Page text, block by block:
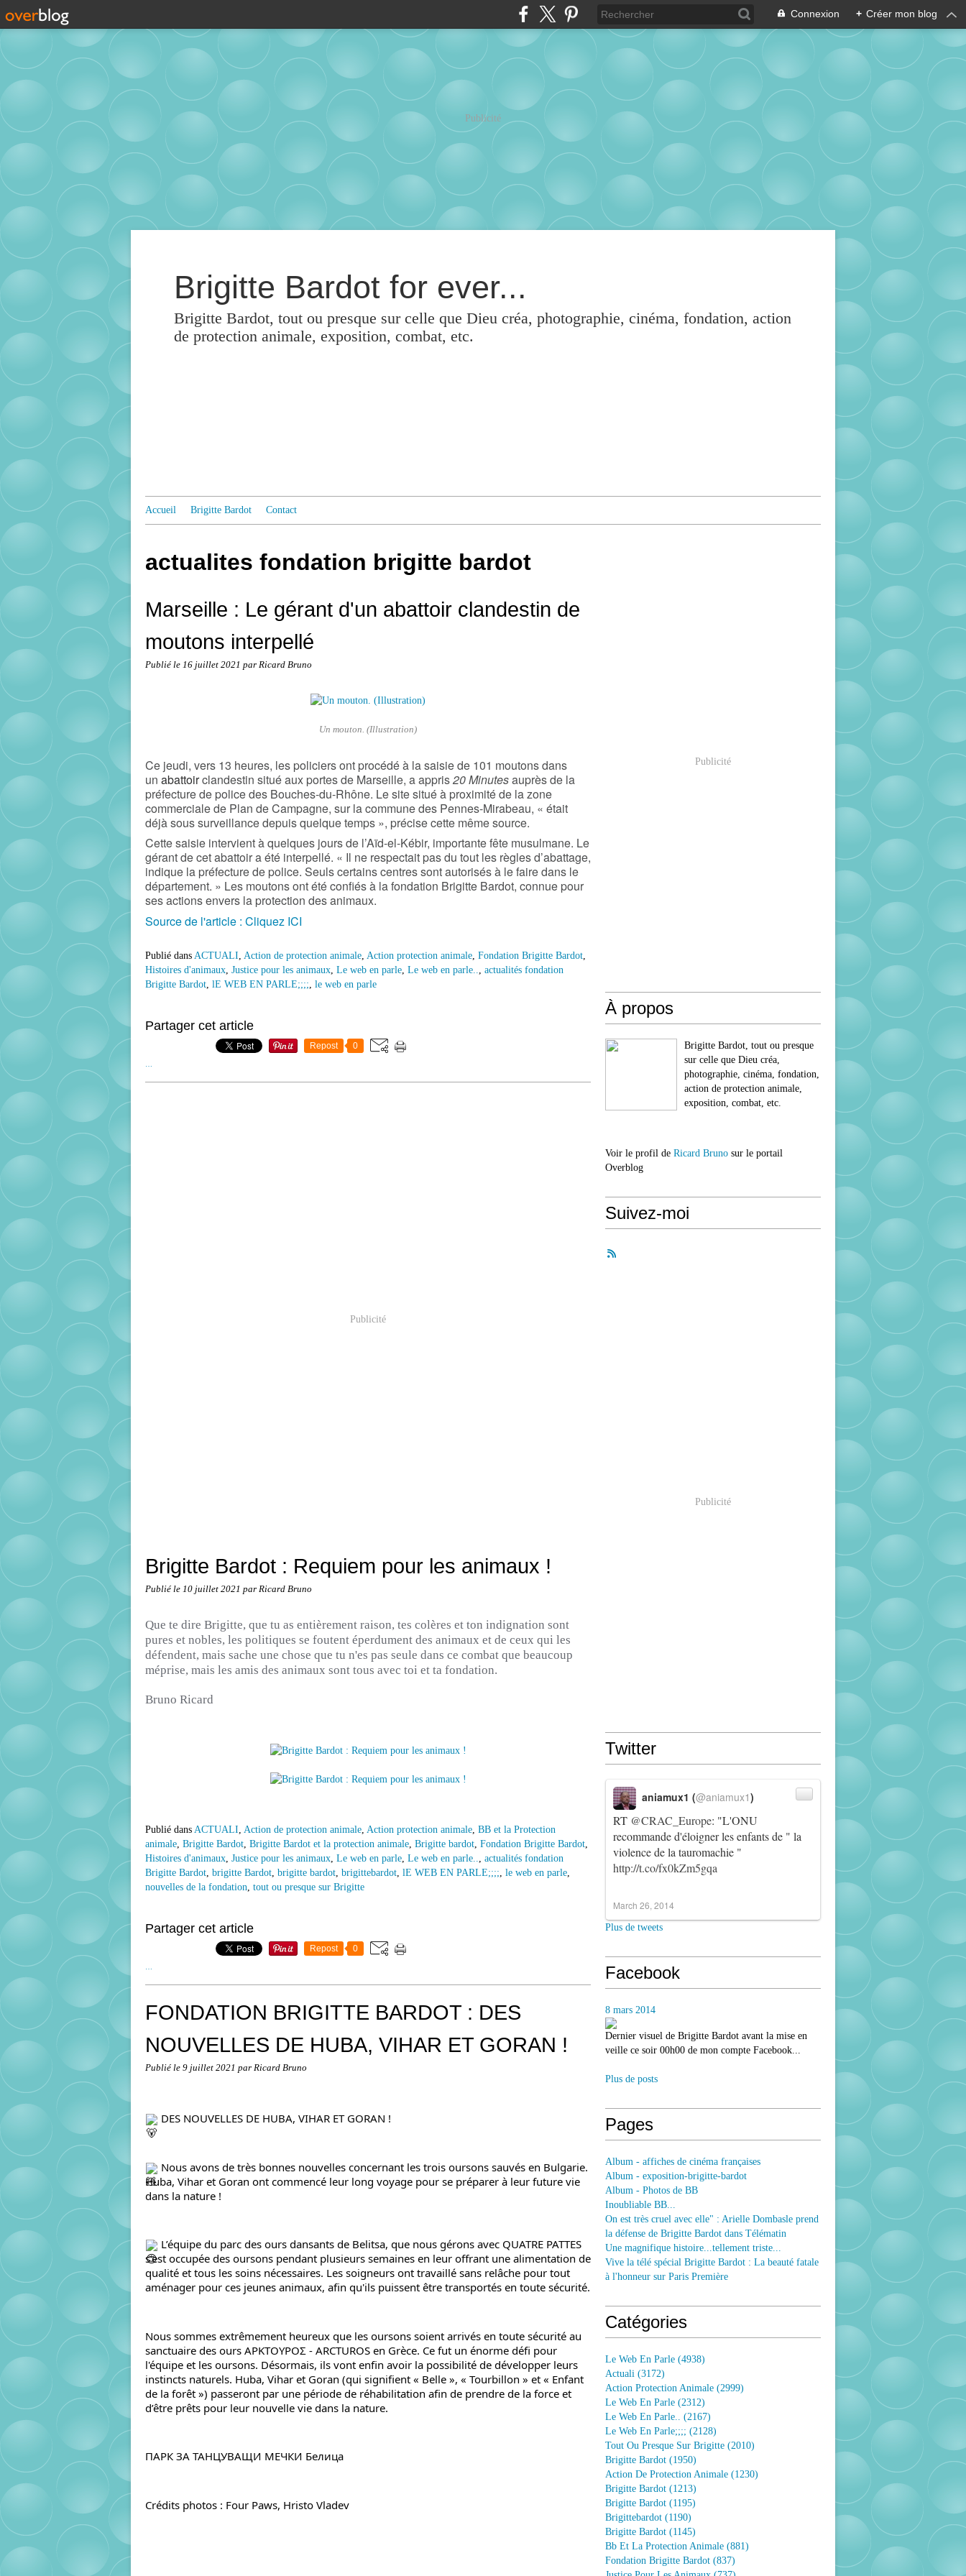
Connexion + Créer mon blog
Publicité
Brigitte Bardot for ever...
Brigitte Bardot, tout ou presque sur celle que Dieu créa, photographie, cinéma, fondation, action
de protection animale, exposition, combat, etc.
Accueil Brigitte Bardot Contact
actualites fondation brigitte bardot
Marseille : Le gérant d'un abattoir clandestin de
moutons interpellé
Publié le 16 juillet 2021 par Ricard Bruno
Un mouton. (Illustration)
Ce jeudi, vers 13 heures, les policiers ont procédé à la saisie de 101 moutons dans
un abattoir​clandestin situé aux portes de Marseille, a appris20 Minutesauprès de la
préfecture de police des Bouches-du-Rhône. Le site situé à proximité de la zone
commerciale de Plan de Campagne, sur la commune des Pennes-Mirabeau, « était
déjà sous surveillance depuis quelque temps », précise cette même source.
Cette saisie intervient à quelques jours de l’Aïd-el-Kébir, importante fête musulmane. Le
gérant de cet abattoir a été interpellé. « Il ne respectait pas du tout les règles d’abattage,
indique la préfecture de police. Seuls certains centres sont autorisés à le faire dans le
département. » Les moutons ont été confiés à la fondation Brigitte Bardot, connue pour
ses actions envers la protection des animaux.
Source de l'article : Cliquez ICI
Publié dans ACTUALI, Action de protection animale, Action protection animale, Fondation Brigitte Bardot,
Histoires d'animaux, Justice pour les animaux, Le web en parle, Le web en parle.., actualités fondation
Brigitte Bardot, lE WEB EN PARLE;;;;, le web en parle
Partager cet article
Repost 0
…
Publicité
Brigitte Bardot : Requiem pour les animaux !
Publié le 10 juillet 2021 par Ricard Bruno
Que te dire Brigitte, que tu as entièrement raison, tes colères et ton indignation sont
pures et nobles, les politiques se foutent éperdument des animaux et de ceux qui les
défendent, mais sache une chose que tu n'es pas seule dans ce combat que beaucoup
méprise, mais les amis des animaux sont tous avec toi et ta fondation.
Bruno Ricard
Publié dans ACTUALI, Action de protection animale, Action protection animale, BB et la Protection
animale, Brigitte Bardot, Brigitte Bardot et la protection animale, Brigitte bardot, Fondation Brigitte Bardot,
Histoires d'animaux, Justice pour les animaux, Le web en parle, Le web en parle.., actualités fondation
Brigitte Bardot, brigitte Bardot, brigitte bardot, brigittebardot, lE WEB EN PARLE;;;;, le web en parle,
nouvelles de la fondation, tout ou presque sur Brigitte
Partager cet article
Repost 0
…
FONDATION BRIGITTE BARDOT : DES
NOUVELLES DE HUBA, VIHAR ET GORAN !
Publié le 9 juillet 2021 par Ricard Bruno
DES NOUVELLES DE HUBA, VIHAR ET GORAN !
Nous avons de très bonnes nouvelles concernant les trois oursons sauvés en Bulgarie.
Huba, Vihar et Goran ont commencé leur long voyage pour se préparer à leur future vie
dans la nature !
L’équipe du parc des ours dansants de Belitsa, que nous gérons avec QUATRE PATTES
s'est occupée des oursons pendant plusieurs semaines en leur offrant une alimentation de
qualité et tous les soins nécessaires. Les soigneurs ont travaillé sans relâche pour tout
aménager pour ces jeunes animaux, afin qu'ils puissent être transportés en toute sécurité.
Nous sommes extrêmement heureux que les oursons soient arrivés en toute sécurité au
sanctuaire des ours ΑΡΚΤΟΥΡΟΣ - ARCTUROS en Grèce. Ce fut un énorme défi pour
l'équipe et les oursons. Désormais, ils vont enfin avoir la possibilité de développer leurs
instincts naturels. Huba, Vihar et Goran (qui signifient « Belle », « Tourbillon » et « Enfant
de la forêt ») passeront par une période de réhabilitation afin de prendre de la force et
d’être prêts pour leur nouvelle vie dans la nature.
ПАРК ЗА ТАНЦУВАЩИ МЕЧКИ Белица
Crédits photos : Four Paws, Hristo Vladev
Publicité
À propos
Brigitte Bardot, tout ou presque
sur celle que Dieu créa,
photographie, cinéma, fondation,
action de protection animale,
exposition, combat, etc.
Voir le profil de Ricard Bruno sur le portail
Overblog
Suivez-moi
Publicité
Twitter
RT @CRAC_Europe: "L'ONU
recommande d'éloigner les enfants de " la
violence de la tauromachie "
http://t.co/fx0kZm5gqa
aniamux1 (@aniamux1)
March 26, 2014
Plus de tweets
Facebook
8 mars 2014
Dernier visuel de Brigitte Bardot avant la mise en
veille ce soir 00h00 de mon compte Facebook...
Plus de posts
Pages
Album - affiches de cinéma françaises
Album - exposition-brigitte-bardot
Album - Photos de BB
Inoubliable BB...
On est très cruel avec elle" : Arielle Dombasle prend
la défense de Brigitte Bardot dans Télématin
Une magnifique histoire...tellement triste...
Vive la télé spécial Brigitte Bardot : La beauté fatale
à l'honneur sur Paris Première
Catégories
Le Web En Parle (4938)
Actuali (3172)
Action Protection Animale (2999)
Le Web En Parle (2312)
Le Web En Parle.. (2167)
Le Web En Parle;;;; (2128)
Tout Ou Presque Sur Brigitte (2010)
Brigitte Bardot (1950)
Action De Protection Animale (1230)
Brigitte Bardot (1213)
Brigitte Bardot (1195)
Brigittebardot (1190)
Brigitte Bardot (1145)
Bb Et La Protection Animale (881)
Fondation Brigitte Bardot (837)